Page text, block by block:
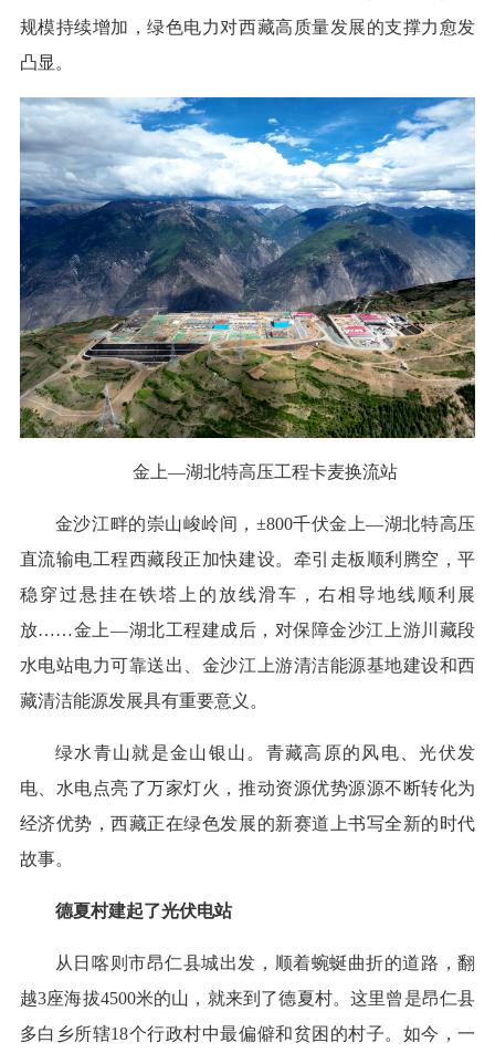
规模持续增加，绿色电力对西藏高质量发展的支撑力愈发
凸显。
金上—湖北特高压工程卡麦换流站
金沙江畔的崇山峻岭间，±800千伏金上—湖北特高压
直流输电工程西藏段正加快建设。牵引走板顺利腾空，平
稳穿过悬挂在铁塔上的放线滑车，右相导地线顺利展
放……金上—湖北工程建成后，对保障金沙江上游川藏段
水电站电力可靠送出、金沙江上游清洁能源基地建设和西
藏清洁能源发展具有重要意义。
绿水青山就是金山银山。青藏高原的风电、光伏发
电、水电点亮了万家灯火，推动资源优势源源不断转化为
经济优势，西藏正在绿色发展的新赛道上书写全新的时代
故事。
德夏村建起了光伏电站
从日喀则市昂仁县城出发，顺着蜿蜒曲折的道路，翻
越3座海拔4500米的山，就来到了德夏村。这里曾是昂仁县
多白乡所辖18个行政村中最偏僻和贫困的村子。如今，一